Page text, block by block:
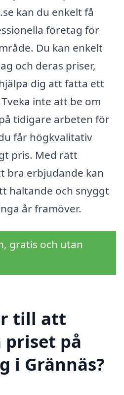
kan du enkelt få
företag för
Du kan enkelt
och deras priser,
dig att fatta ett
inte att be om
tidigare arbeten för
får högkvalitativ
pris. Med rätt
bra erbjudande kan
haltande och snyggt
år framöver.
gratis och utan
till att
priset på
i Grännäs?